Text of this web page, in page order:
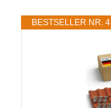
BESTSELLER NR. 4